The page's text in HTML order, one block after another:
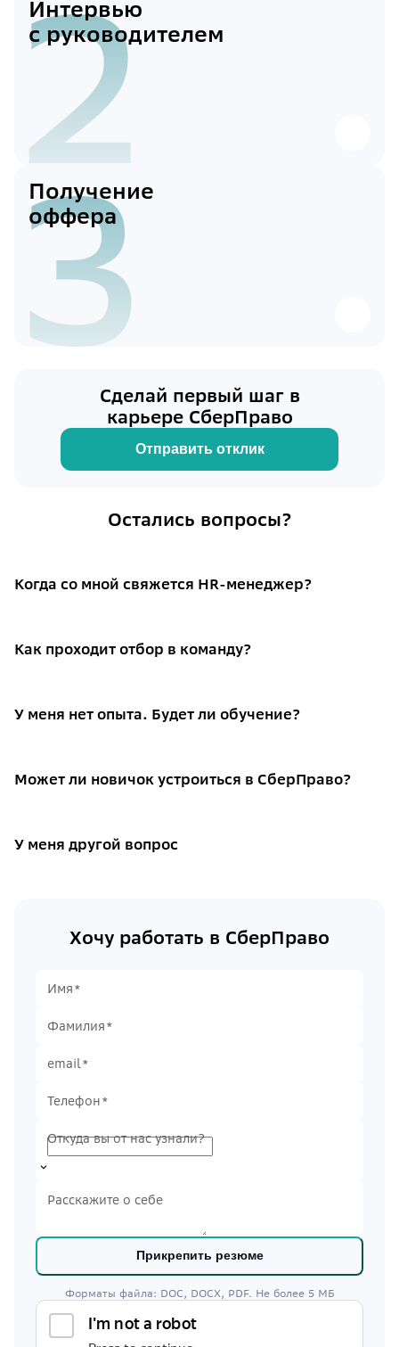
2
Интервью
с руководителем
3
Получение
оффера
Сделай первый шаг в
карьере СберПраво
Отправить отклик
Остались вопросы?
Когда со мной свяжется HR-менеджер?
Как проходит отбор в команду?
У меня нет опыта. Будет ли обучение?
Может ли новичок устроиться в СберПраво?
У меня другой вопрос
Хочу работать в СберПраво
Имя
Фамилия
email
Телефон
Откуда вы от нас узнали?
Расскажите о себе
Прикрепить резюме
Форматы файла: DOC, DOCX, PDF. Не более 5 МБ